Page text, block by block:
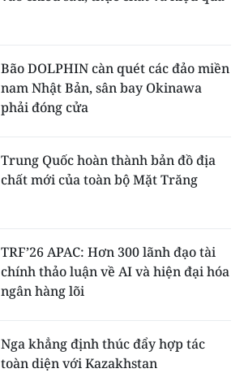
Bão DOLPHIN càn quét các đảo miền
nam Nhật Bản, sân bay Okinawa
phải đóng cửa
Trung Quốc hoàn thành bản đồ địa
chất mới của toàn bộ Mặt Trăng
TRF’26 APAC: Hơn 300 lãnh đạo tài
chính thảo luận về AI và hiện đại hóa
ngân hàng lõi
Nga khẳng định thúc đẩy hợp tác
toàn diện với Kazakhstan